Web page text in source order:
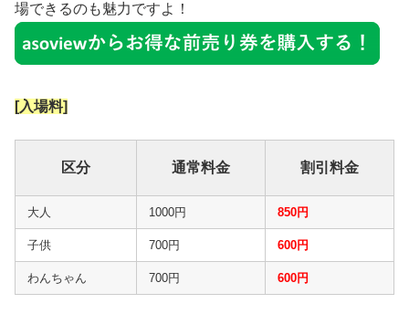
場できるのも魅力ですよ！
[入場料]
区分 通常料金 割引料金
大人 1000円 850円
子供 700円 600円
わんちゃん 700円 600円